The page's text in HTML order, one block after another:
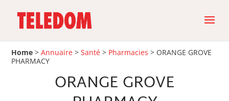
Home >Annuaire >Santé > Pharmacies > ORANGE GROVE
PHARMACY
ORANGE GROVE